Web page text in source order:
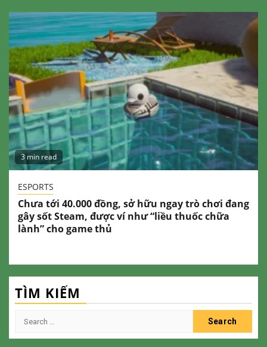
3 min read
ESPORTS
Chưa tới 40.000 đồng, sở hữu ngay trò chơi đang
gây sốt Steam, được ví như “liều thuốc chữa
lành” cho game thủ
TÌM KIẾM
Search